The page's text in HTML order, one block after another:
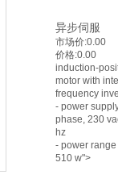
异步伺服
市场价:0.00
价格:0.00
induction-
motor with
frequency
- power
phase, 230
hz
- power
510 w">